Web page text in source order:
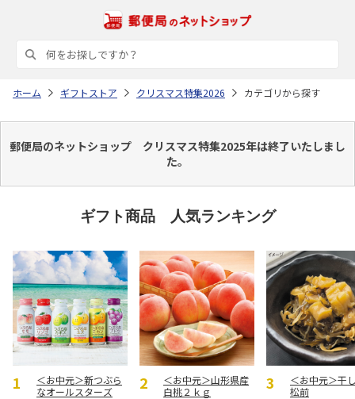
ホーム ギフトストア クリスマス特集2026 カテゴリから探す
郵便局のネットショップ クリスマス特集2025年は終了いたしまし
た。
ギフト商品 人気ランキング
＜お中元＞新つぶら
なオールスターズ
＜お中元＞山形県産
白桃２ｋｇ
＜お中元＞干
松前